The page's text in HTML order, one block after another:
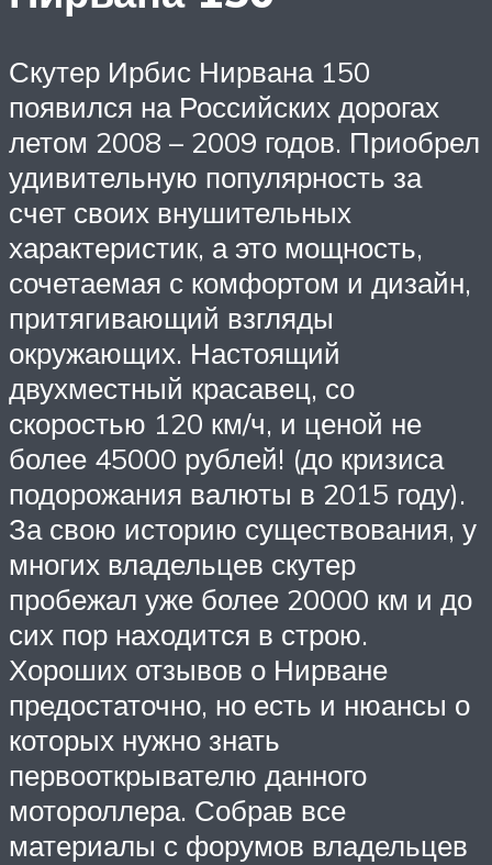
Скутер Ирбис Нирвана 150
появился на Российских дорогах
летом 2008 – 2009 годов. Приобрел
удивительную популярность за
счет своих внушительных
характеристик, а это мощность,
сочетаемая с комфортом и дизайн,
притягивающий взгляды
окружающих. Настоящий
двухместный красавец, со
скоростью 120 км/ч, и ценой не
более 45000 рублей! (до кризиса
подорожания валюты в 2015 году).
За свою историю существования, у
многих владельцев скутер
пробежал уже более 20000 км и до
сих пор находится в строю.
Хороших отзывов о Нирване
предостаточно, но есть и нюансы о
которых нужно знать
первооткрывателю данного
мотороллера. Собрав все
материалы с форумов владельцев